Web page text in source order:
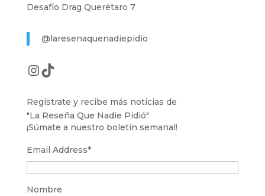
Desafío Drag Querétaro 7
@laresenaquenadiepidio
Instagram
TikTok
Regístrate y recibe más noticias de
"La Reseña Que Nadie Pidió"
¡Súmate a nuestro boletín semanal!
Email Address*
Nombre